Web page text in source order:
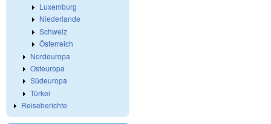
Luxemburg
Niederlande
Schweiz
Österreich
Nordeuropa
Osteuropa
Südeuropa
Türkei
Reiseberichte